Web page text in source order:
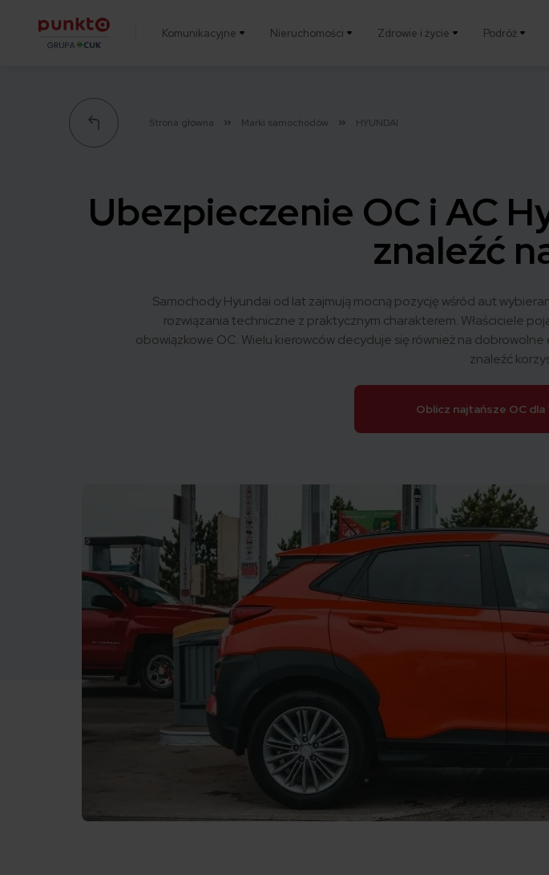
Komunikacyjne Nieruchomości Zdrowie i życie Podróż
Strona główna Marki samochodów HYUNDAI
Ubezpieczenie OC i AC
znaleźć
Samochody Hyundai od lat zajmują mocną pozycję wśród aut
rozwiązania techniczne z praktycznym charakterem. Właściciele
obowiązkowe OC. Wielu kierowców decyduje się również na
znaleźć
Oblicz najtańsze OC